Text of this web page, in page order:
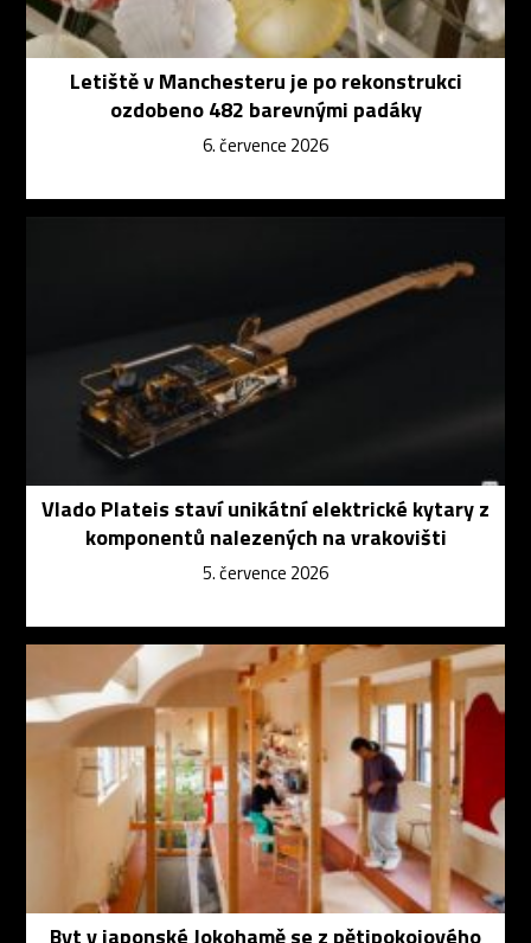
Letiště v Manchesteru je po rekonstrukci
ozdobeno 482 barevnými padáky
6. července 2026
Vlado Plateis staví unikátní elektrické kytary z
komponentů nalezených na vrakovišti
5. července 2026